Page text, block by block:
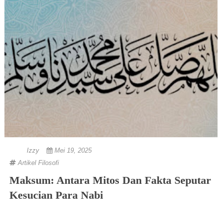
Izzy
Mei 19, 2025
Artikel Filosofi
Maksum: Antara Mitos Dan Fakta Seputar
Kesucian Para Nabi